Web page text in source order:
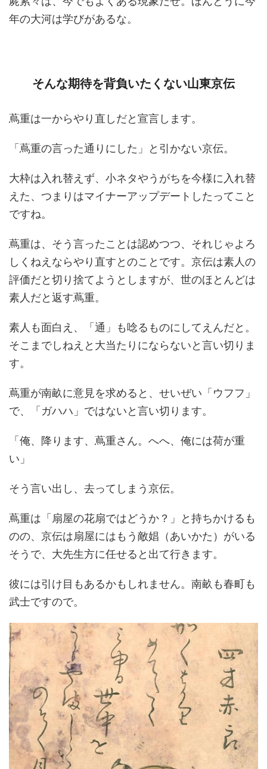
年の大河は学びがあるな。
そんな期待を背負いたくない山東京伝
蔦重は一からやり直しだと宣言します。
「蔦重の言った通りにした」と引かない京伝。
大枠は入れ替えず、小ネタやうがちを今様に入れ替
えた、つまりはマイナーアップデートしたってこと
ですね。
蔦重は、そう言ったことは認めつつ、それじゃよろ
しくねえならやり直すとのことです。京伝は素人の
評価だと切り捨てようとしますが、世のほとんどは
素人だと返す蔦重。
素人も面白え、「通」も唸るものにしてえんだと。
そこまでしねえと大当たりにならないと言い切りま
す。
蔦重が南畝に意見を求めると、せいぜい「ウフフ」
で、「ガハハ」ではないと言い切ります。
「俺、降ります、蔦重さん。へへ、俺には荷が重
い」
そう言い出し、去ってしまう京伝。
蔦重は「扇屋の花扇ではどうか？」と持ちかけるも
のの、京伝は扇屋にはもう敵娼（あいかた）がいる
そうで、大先生方に任せると出て行きます。
彼には引け目もあるかもしれません。南畝も春町も
武士ですので。